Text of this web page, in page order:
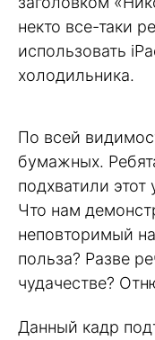
некто все-таки
использовать
холодильника.
По всей
бумажных.
подхватили
Что нам
неповторимый
польза? Разве
чудачестве?
Данный кадр